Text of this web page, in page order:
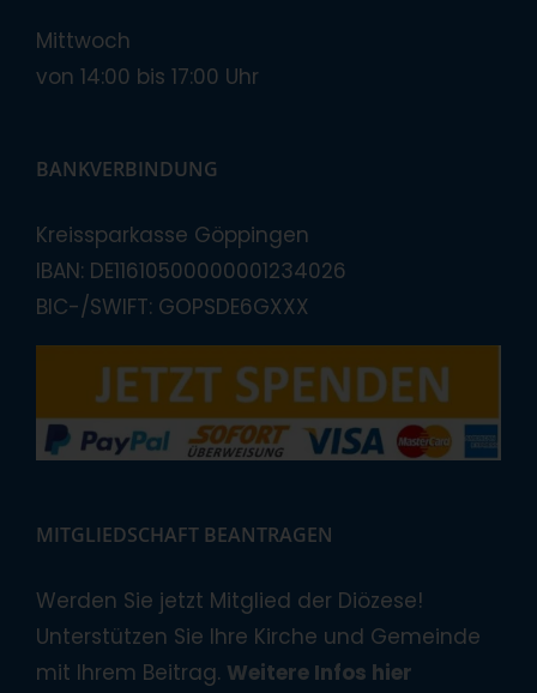
Mittwoch
von 14:00 bis 17:00 Uhr
BANKVERBINDUNG
Kreissparkasse Göppingen
IBAN: DE11610500000001234026
BIC-/SWIFT: GOPSDE6GXXX
MITGLIEDSCHAFT BEANTRAGEN
Werden Sie jetzt Mitglied der Diözese!
Unterstützen Sie Ihre Kirche und Gemeinde
mit Ihrem Beitrag. Weitere Infos hier